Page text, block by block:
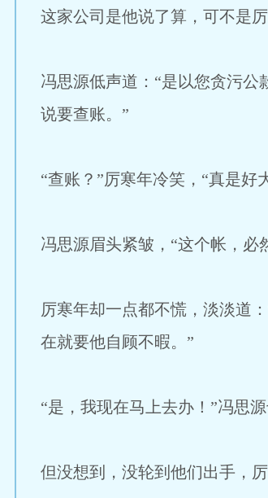
这家公司是他说了算，可不是
冯思源低声道：“是以您贪污
说要查账。”
“查账？”厉寒年冷笑，“真是
冯思源眉头紧皱，“这个帐，
厉寒年却一点都不慌，淡淡道
在就要他自顾不暇。”
“是，我现在马上去办！”冯思
但没想到，没轮到他们出手，